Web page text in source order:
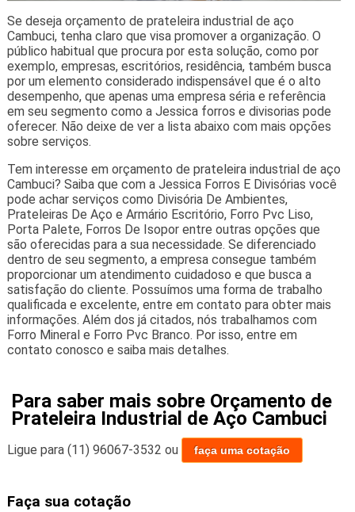
Se deseja orçamento de prateleira industrial de aço
Cambuci, tenha claro que visa promover a organização. O
público habitual que procura por esta solução, como por
exemplo, empresas, escritórios, residência, também busca
por um elemento considerado indispensável que é o alto
desempenho, que apenas uma empresa séria e referência
em seu segmento como a Jessica forros e divisorias pode
oferecer. Não deixe de ver a lista abaixo com mais opções
sobre serviços.
Tem interesse em orçamento de prateleira industrial de aço
Cambuci? Saiba que com a Jessica Forros E Divisórias você
pode achar serviços como Divisória De Ambientes,
Prateleiras De Aço e Armário Escritório, Forro Pvc Liso,
Porta Palete, Forros De Isopor entre outras opções que
são oferecidas para a sua necessidade. Se diferenciado
dentro de seu segmento, a empresa consegue também
proporcionar um atendimento cuidadoso e que busca a
satisfação do cliente. Possuímos uma forma de trabalho
qualificada e excelente, entre em contato para obter mais
informações. Além dos já citados, nós trabalhamos com
Forro Mineral e Forro Pvc Branco. Por isso, entre em
contato conosco e saiba mais detalhes.
Para saber mais sobre Orçamento de
Prateleira Industrial de Aço Cambuci
Ligue para (11) 96067-3532 ou faça uma cotação
Faça sua cotação